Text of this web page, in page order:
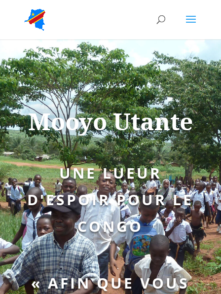
Mooyo Utante
UNE LUEUR
D'ESPOIR POUR LE
CONGO
« AFIN QUE VOUS